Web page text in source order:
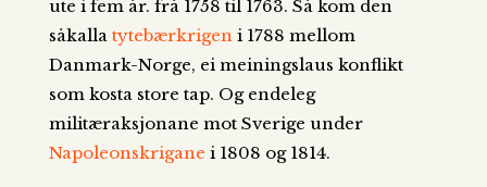
ute i fem år. frå 1758 til 1763. Så kom den
såkalla tytebærkrigen i 1788 mellom
Danmark-Norge, ei meiningslaus konflikt
som kosta store tap. Og endeleg
militæraksjonane mot Sverige under
Napoleonskrigane i 1808 og 1814.